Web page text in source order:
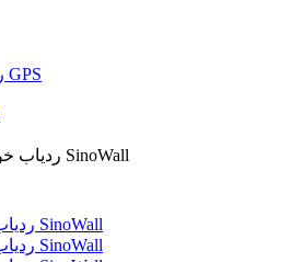
ردیاب و جی پی اس GPS
ردیاب خودروی چیرکار مدل SinoWall